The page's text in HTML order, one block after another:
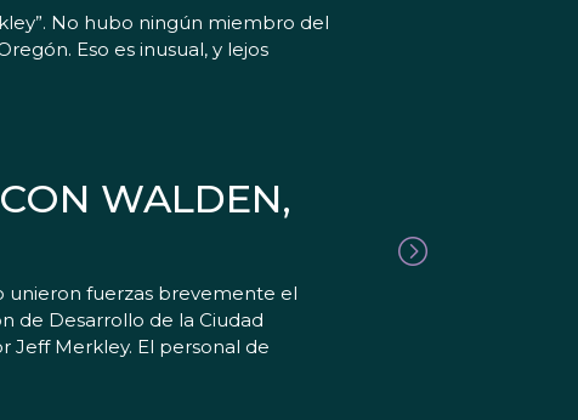
No hubo ningún miembro del
Eso es inusual, y lejos
WALDEN,
unieron fuerzas brevemente el
de Desarrollo de la Ciudad
Jeff Merkley. El personal de